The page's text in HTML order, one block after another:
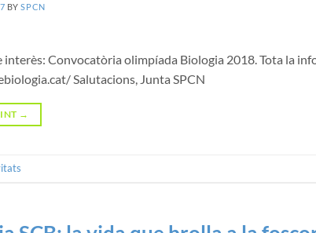
BYSPCN
interès: Convocatòria olimpíada Biologia 2018. Tota la
Salutacions, Junta SPCN
→